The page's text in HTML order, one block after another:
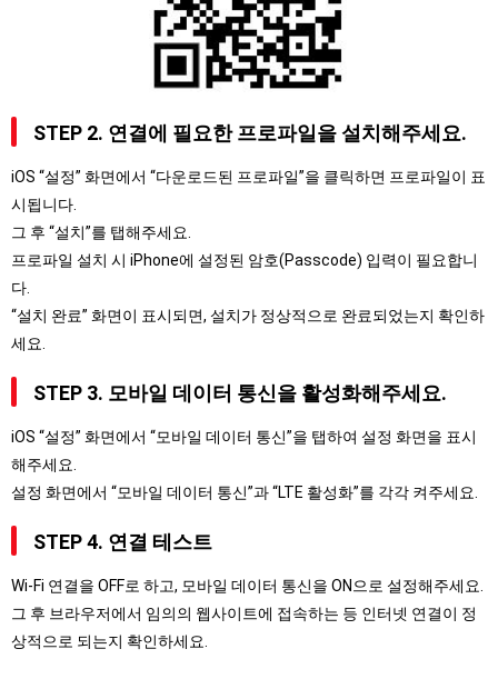
STEP 2. 연결에 필요한 프로파일을 설치해주세요.
iOS “설정” 화면에서 “다운로드된 프로파일”을 클릭하면 프로파일이 표
시됩니다.
그 후 “설치”를 탭해주세요.
프로파일 설치 시 iPhone에 설정된 암호(Passcode) 입력이 필요합니
다.
“설치 완료” 화면이 표시되면, 설치가 정상적으로 완료되었는지 확인하
세요.
STEP 3. 모바일 데이터 통신을 활성화해주세요.
iOS “설정” 화면에서 “모바일 데이터 통신”을 탭하여 설정 화면을 표시
해주세요.
설정 화면에서 “모바일 데이터 통신”과 “LTE 활성화”를 각각 켜주세요.
STEP 4. 연결 테스트
Wi-Fi 연결을 OFF로 하고, 모바일 데이터 통신을 ON으로 설정해주세요.
그 후 브라우저에서 임의의 웹사이트에 접속하는 등 인터넷 연결이 정
상적으로 되는지 확인하세요.